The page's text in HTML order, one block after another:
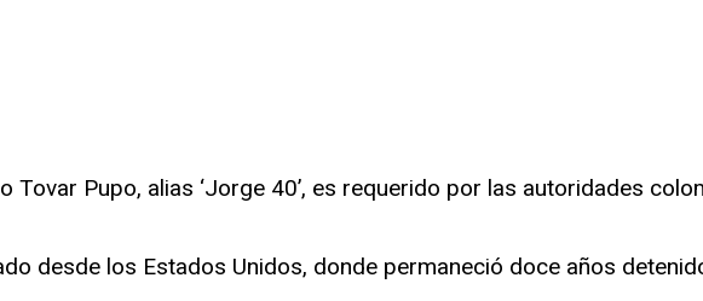
Tovar Pupo, alias ‘Jorge 40’, es requerido por las autoridades
desde los Estados Unidos, donde permaneció doce años